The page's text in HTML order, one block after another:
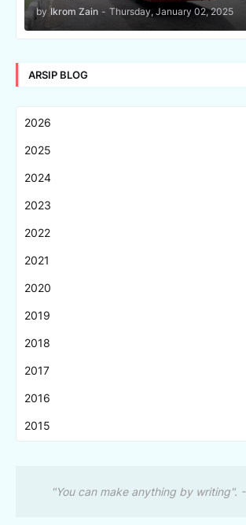
by Ikrom Zain - Thursday, January 02, 2025
ARSIP BLOG
2026
2025
2024
2023
2022
2021
2020
2019
2018
2017
2016
2015
"You can make anything by writing".